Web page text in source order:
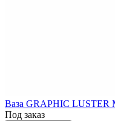
Ваза GRAPHIC LUSTER
Под заказ